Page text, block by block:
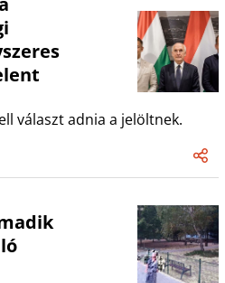
választ adnia a jelöltnek.